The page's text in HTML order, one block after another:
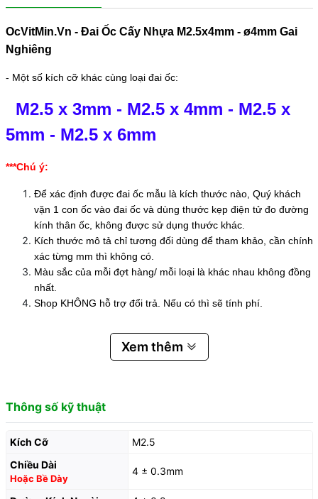
OcVitMin.Vn - Đai Ốc Cấy Nhựa M2.5x4mm - ø4mm Gai
Nghiêng
- Một số kích cỡ khác cùng loại đai ốc:
M2.5 x 3mm - M2.5 x 4mm - M2.5 x
5mm - M2.5 x 6mm
***Chú ý:
Để xác định được đai ốc mẫu là kích thước nào, Quý khách
vặn 1 con ốc vào đai ốc và dùng thước kẹp điện tử đo đường
kính thân ốc, không được sử dụng thước khác.
Kích thước mô tả chỉ tương đối dùng để tham khảo, cần chính
xác từng mm thì không có.
Màu sắc của mỗi đợt hàng/ mỗi loại là khác nhau không đồng
nhất.
Shop KHÔNG hỗ trợ đổi trả. Nếu có thì sẽ tính phí.
Xem thêm
Thông số kỹ thuật
Kích Cỡ
M2.5
Chiều Dài
Hoặc Bề Dày
4 ± 0.3mm